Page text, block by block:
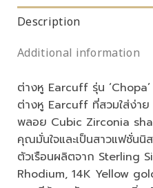
Description
Additional information
ต่างหู Earcuff รุ่น ‘Chopa’
ต่างหู Earcuff ที่สวมใส่ง่าย
พลอย Cubic Zirconia
คุณมั่นใจและเป็นสาวแฟชั่น
ตัวเรือนผลิตจาก Sterling
Rhodium, 14K Yellow